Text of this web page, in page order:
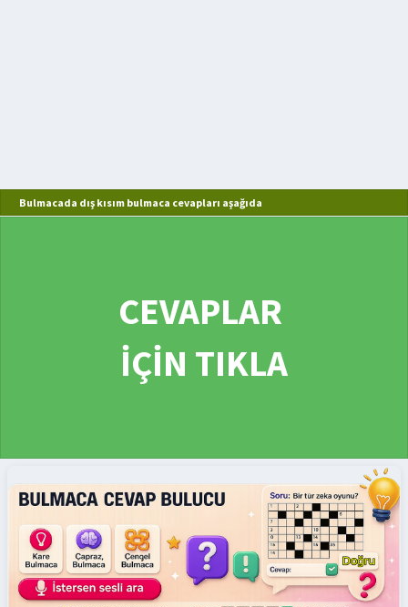
Bulmacada dış kısım bulmaca cevapları aşağıda
CEVAPLAR
İÇİN TIKLA